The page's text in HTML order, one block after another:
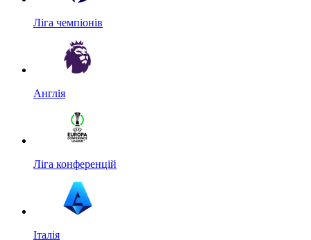
Ліга чемпіонів
Англія
Ліга конференцій
Італія